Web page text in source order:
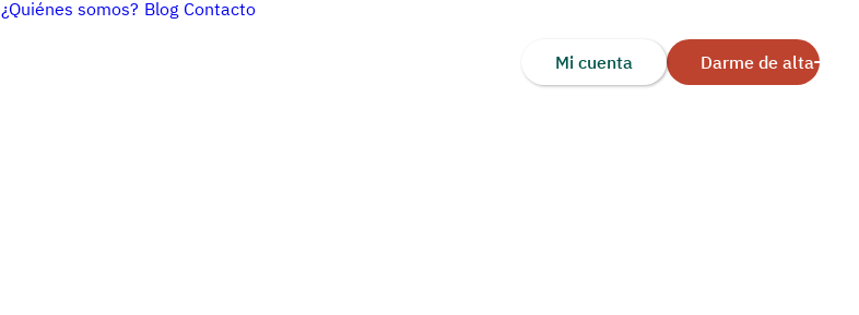
¿Quiénes somos? Blog Contacto
Darme de alta
Mi cuenta